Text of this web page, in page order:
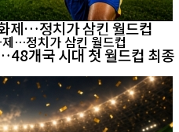
제…정치가 삼킨 월드컵
개국 시대 첫 월드컵 최종